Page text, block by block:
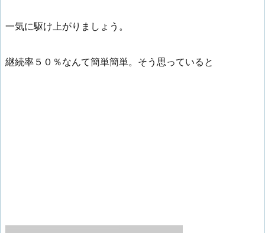
一気に駆け上がりましょう。
継続率５０％なんて簡単簡単。そう思っていると